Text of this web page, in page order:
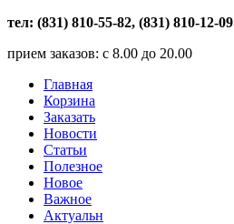
тел: (831) 810-55-82, (831) 810-12-09
прием заказов: с 8.00 до 20.00
Главная
Корзина
Заказать
Новости
Статьи
Полезное
Новое
Важное
Актуальн